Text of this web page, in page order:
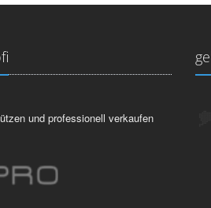
und professionell verkaufen